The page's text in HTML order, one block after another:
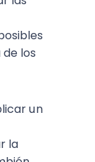
los
un
la